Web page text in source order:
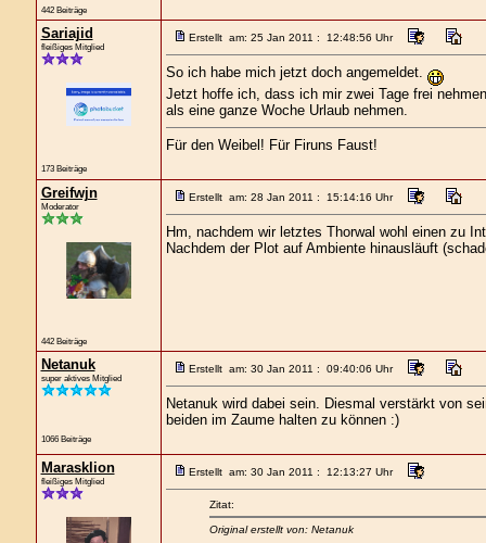
442 Beiträge
Sariajid
fleißiges Mitglied
173 Beiträge
Erstellt am: 25 Jan 2011 : 12:48:56 Uhr
So ich habe mich jetzt doch angemeldet.
Jetzt hoffe ich, dass ich mir zwei Tage frei
als eine ganze Woche Urlaub nehmen.
Für den Weibel! Für Firuns Faust!
Greifwjn
Moderator
442 Beiträge
Erstellt am: 28 Jan 2011 : 15:14:16 Uhr
Hm, nachdem wir letztes Thorwal wohl einen zu
Nachdem der Plot auf Ambiente hinausläuft
Netanuk
super aktives Mitglied
1066 Beiträge
Erstellt am: 30 Jan 2011 : 09:40:06 Uhr
Netanuk wird dabei sein. Diesmal verstärkt von
beiden im Zaume halten zu können :)
Marasklion
fleißiges Mitglied
Erstellt am: 30 Jan 2011 : 12:13:27 Uhr
Zitat:
Original erstellt von: Netanuk